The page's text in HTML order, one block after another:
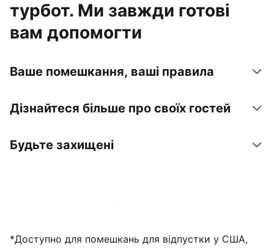
турбот. Ми завжди готові
вам допомогти
Ваше помешкання, ваші правила
Дізнайтеся більше про своїх гостей
Будьте захищені
Зареєструвати помешкання вже зараз
*Доступно для помешкань для відпустки у США,